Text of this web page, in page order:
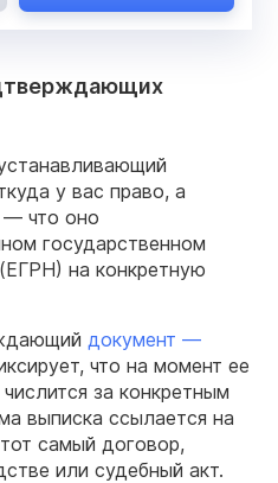
у вас право, а
что оно
государственном
на конкретную
документ —
что на момент ее
за конкретным
выписка ссылается на
самый договор,
или судебный акт.